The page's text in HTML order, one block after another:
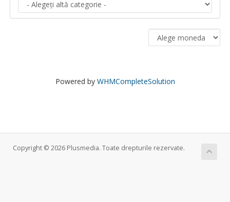
Powered by WHMCompleteSolution
Copyright © 2026 Plusmedia. Toate drepturile rezervate.